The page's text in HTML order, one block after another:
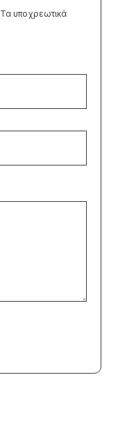
Τα υποχρεωτικά